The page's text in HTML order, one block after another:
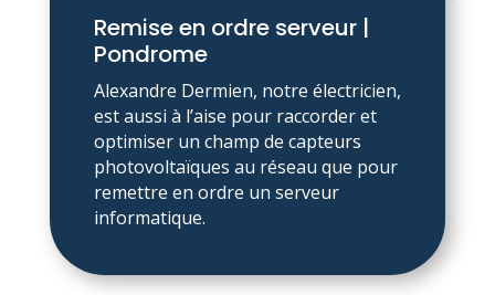
Remise en ordre serveur |
Pondrome
Alexandre Dermien, notre électricien,
est aussi à l’aise pour raccorder et
optimiser un champ de capteurs
photovoltaïques au réseau que pour
remettre en ordre un serveur
informatique.